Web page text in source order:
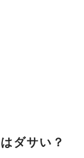
ダサい？